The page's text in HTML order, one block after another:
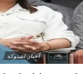
أخبار اشتوكة